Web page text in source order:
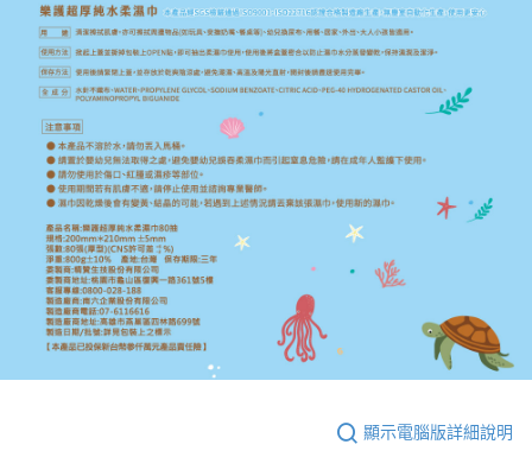
【注意事項】
1.本服務係由「台灣大哥大股份有限公司」（以下簡稱本公司）所提供，讓
用戶於交易時，得透過本服務購買商品或服務，並由商店將買賣／分期付款
買賣價金債權讓與本公司後，依約使用本公司帳單繳交帳款。
2.基於同意付款使用「大哥付你分期」之契約關係目的，商店將以您的個人
資料（包含姓名、電話或地址）提供予台灣大哥大進項蒐集、處理及利用，
由本公司與您本人進行分期帳單所需資料之確認、核對及更正。
3.完整用戶服務條款，請詳閱以下連結：
３．收到繳費通知簡訊後14天內，點擊此簡訊中的連結，可透過四大超商／
ATM／網路銀行／等多元方式進行付款，方視為交易完成。
※ 請注意：結帳手續完成當下不需立刻繳費，但若您需要取消訂單，請聯絡
購買商品的店家。未經商家同意取消之訂單仍視為有效，需透過AFTEE先享
後付繳納相關費用。
※ 交易是否成功請以「AFTEE先享後付 」之結帳頁面顯示為準，若有關於
是否繳費成功／繳費後需取消欲退款等相關疑問，請聯繫「AFTEE先享後付
客戶支援中心」https://netprotections.freshdesk.com/support/home
１．透過由恩沛科技股份有限公司提供之「AFTEE先享後付」服務完成之交
易，需依本服務之必要範圍內提供個人資料，並將交易相關給付款項請求債
權轉讓予恩沛科技股份有限公司。
２．關於個人資料處理事宜，請瀏覽以下網址：
https://aftee.tw/terms/#terms3
３．未成年的使用者請事先徵得法定代理人或監護人之同意方可使用
「AFTEE先享後付」，若未經同意申辦者引起之損失，本公司不負相關責
任。
時審查核予不同之上限額度；若仍有額度不足之情形，本公司將視審查結果
顯示電腦版詳細說明